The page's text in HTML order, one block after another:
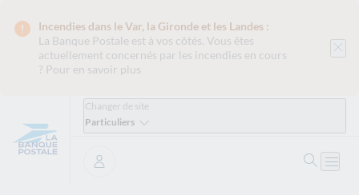
Incendies dans le Var, la Gironde et les Landes :
La Banque Postale est à vos côtés. Vous êtes
actuellement concernés par les incendies en cours
? Pour en savoir plus
Changer de site
Particuliers
Se connecter